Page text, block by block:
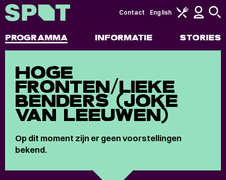
PROGRAMMA INFORMATIE STORIES
Contact English
HOGE
FRONTEN/LIEKE
BENDERS (JOKE
VAN LEEUWEN)
Op dit moment zijn er geen voorstellingen
bekend.